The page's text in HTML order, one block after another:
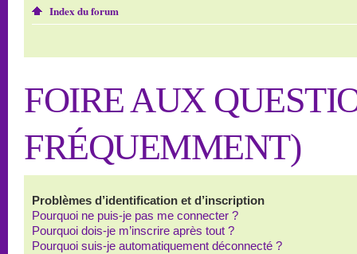
Index du forum
FOIRE AUX
FRÉQUEMMENT)
Problèmes d’identification et d’inscription
Pourquoi ne puis-je pas me connecter ?
Pourquoi dois-je m’inscrire après tout ?
Pourquoi suis-je automatiquement déconnecté ?